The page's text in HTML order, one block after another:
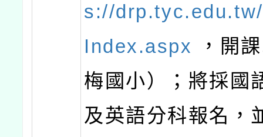
s://
Index.aspx ，開
梅國小）；將採國
及英語分科報名，